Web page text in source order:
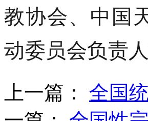
教协会、中国
动委员会负责
上一篇： 全国